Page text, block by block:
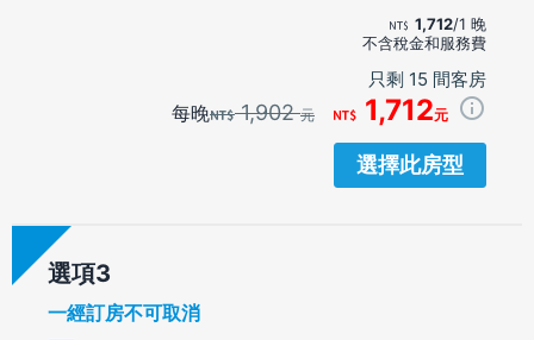
1,712/1 晚
不含稅金和服務費
只剩 15 間客房
每晚 1,902元 1,712元
選擇此房型
選項
一經訂房不可取消